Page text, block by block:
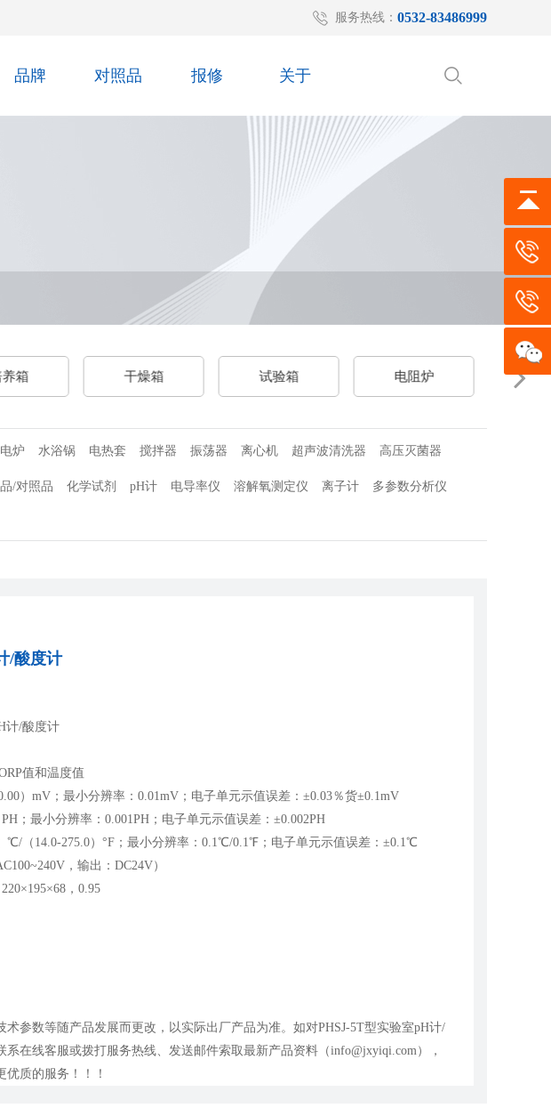
服务热线： 0532-83486999
品牌 对照品 报修 关于
干燥箱 试验箱 电阻炉 箱式电炉
炉 水浴锅 电热套 搅拌器 振荡器 离心机 超声波清洗器 高压灭菌器
/对照品 化学试剂 pH计 电导率仪 溶解氧测定仪 离子计 多参数分析仪
/酸度计
计/酸度计
值和温度值
）mV；最小分辨率：0.01mV；电子单元示值误差：±0.03％货±0.1mV
；最小分辨率：0.001PH；电子单元示值误差：±0.002PH
℃/（14.0-275.0）°F；最小分辨率：0.1℃/0.1℉；电子单元示值误差：±0.1℃
，输出：DC24V）
，0.95
参数等随产品发展而更改，以实际出厂产品为准。如对PHSJ-5T型实验室pH计/
在线客服或拨打服务热线、发送邮件索取最新产品资料（info@jxyiqi.com），
质的服务！！！